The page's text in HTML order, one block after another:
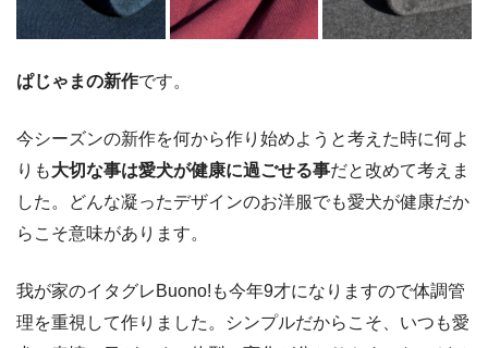
ぱじゃまの新作です。
今シーズンの新作を何から作り始めようと考えた時に何よ
りも大切な事は愛犬が健康に過ごせる事だと改めて考えま
した。どんな凝ったデザインのお洋服でも愛犬が健康だか
らこそ意味があります。
我が家のイタグレBuono!も今年9才になりますので体調管
理を重視して作りました。シンプルだからこそ、いつも愛